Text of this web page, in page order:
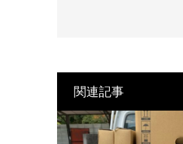
関連記事